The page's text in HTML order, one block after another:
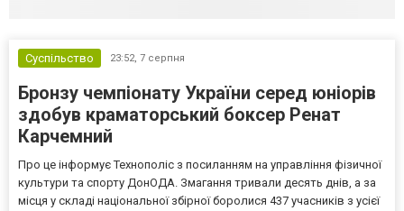
Суспільство 23:52, 7 серпня
Бронзу чемпіонату України серед юніорів
здобув краматорський боксер Ренат
Карчемний
Про це інформує Технополіс з посиланням на управління фізичної
культури та спорту ДонОДА. Змагання тривали десять днів, а за
місця у складі національної збірної боролися 437 учасників з усієї